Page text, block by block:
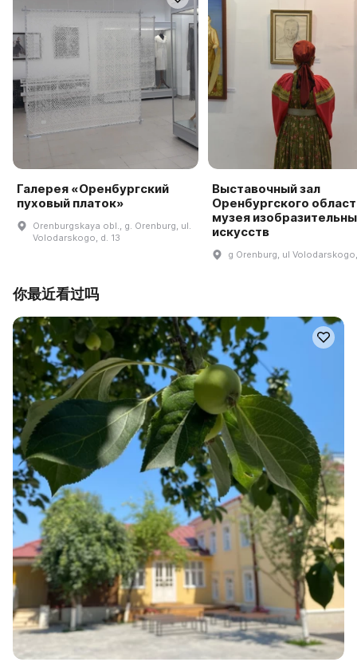
Галерея «Оренбургский
пуховый платок»
Orenburgskaya obl., g. Orenburg, ul.
Volodarskogo, d. 13
Выставочный зал
Оренбургского
музея
искусств
g Orenburg, ul
你最近看过吗